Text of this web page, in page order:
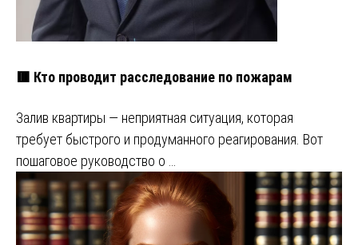
🟥 Кто проводит расследование по пожарам
Залив квартиры — неприятная ситуация, которая
требует быстрого и продуманного реагирования. Вот
пошаговое руководство о …